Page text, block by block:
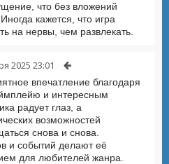
что без вложений
кажется, что игра
на нервы, чем развлекать.
2025 23:01
впечатление благодаря
и интересным
радует глаз, а
возможностей
снова и снова.
и событий делают её
для любителей жанра.